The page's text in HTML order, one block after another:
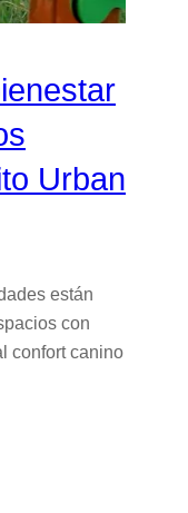
Urban
están
con
confort canino